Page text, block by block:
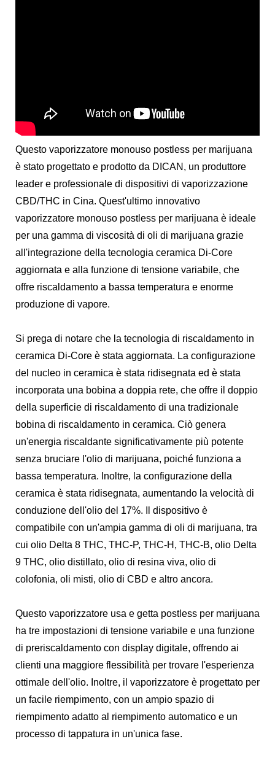
Questo vaporizzatore monouso postless per marijuana
è stato progettato e prodotto da DICAN, un produttore
leader e professionale di dispositivi di vaporizzazione
CBD/THC in Cina. Quest'ultimo innovativo
vaporizzatore monouso postless per marijuana è ideale
per una gamma di viscosità di oli di marijuana grazie
all'integrazione della tecnologia ceramica Di-Core
aggiornata e alla funzione di tensione variabile, che
offre riscaldamento a bassa temperatura e enorme
produzione di vapore.
Si prega di notare che la tecnologia di riscaldamento in
ceramica Di-Core è stata aggiornata. La configurazione
del nucleo in ceramica è stata ridisegnata ed è stata
incorporata una bobina a doppia rete, che offre il doppio
della superficie di riscaldamento di una tradizionale
bobina di riscaldamento in ceramica. Ciò genera
un'energia riscaldante significativamente più potente
senza bruciare l'olio di marijuana, poiché funziona a
bassa temperatura. Inoltre, la configurazione della
ceramica è stata ridisegnata, aumentando la velocità di
conduzione dell'olio del 17%. Il dispositivo è
compatibile con un'ampia gamma di oli di marijuana, tra
cui olio Delta 8 THC, THC-P, THC-H, THC-B, olio Delta
9 THC, olio distillato, olio di resina viva, olio di
colofonia, oli misti, olio di CBD e altro ancora.
Questo vaporizzatore usa e getta postless per marijuana
ha tre impostazioni di tensione variabile e una funzione
di preriscaldamento con display digitale, offrendo ai
clienti una maggiore flessibilità per trovare l'esperienza
ottimale dell'olio. Inoltre, il vaporizzatore è progettato per
un facile riempimento, con un ampio spazio di
riempimento adatto al riempimento automatico e un
processo di tappatura in un'unica fase.